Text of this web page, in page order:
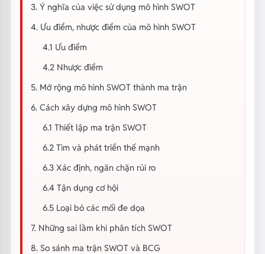
3. Ý nghĩa của việc sử dụng mô hình SWOT
4. Ưu điểm, nhược điểm của mô hình SWOT
4.1 Ưu điểm
4.2 Nhược điểm
5. Mở rộng mô hình SWOT thành ma trận
6. Cách xây dựng mô hình SWOT
6.1 Thiết lập ma trận SWOT
6.2 Tìm và phát triển thế mạnh
6.3 Xác định, ngăn chặn rủi ro
6.4 Tận dụng cơ hội
6.5 Loại bỏ các mối đe dọa
7. Những sai lầm khi phân tích SWOT
8. So sánh ma trận SWOT và BCG